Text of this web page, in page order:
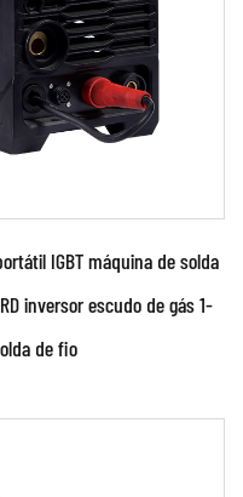
IGBT máquina de solda
inversor escudo de gás 1-
de fio